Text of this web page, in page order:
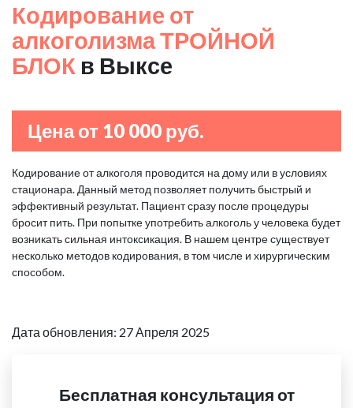
Кодирование от
алкоголизма ТРОЙНОЙ
БЛОК в Выксе
Цена от 10 000 руб.
Кодирование от алкоголя проводится на дому или в условиях
стационара. Данный метод позволяет получить быстрый и
эффективный результат. Пациент сразу после процедуры
бросит пить. При попытке употребить алкоголь у человека будет
возникать сильная интоксикация. В нашем центре существует
несколько методов кодирования, в том числе и хирургическим
способом.
Дата обновления: 27 Апреля 2025
Бесплатная консультация от